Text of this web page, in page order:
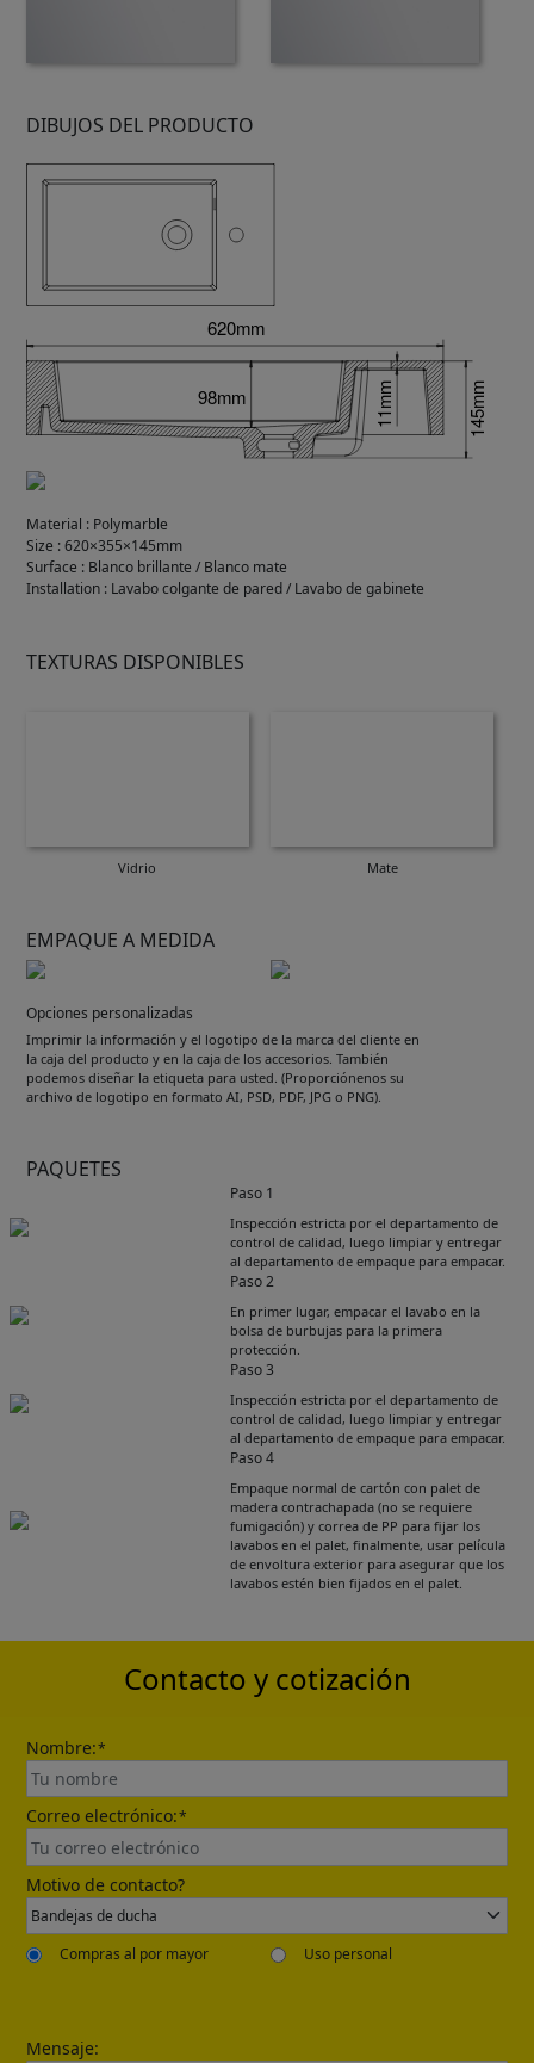
DIBUJOS DEL PRODUCTO
Material : Polymarble
Size :620×355×145mm
Surface : Blanco brillante / Blanco mate
Installation : Lavabo colgante de pared / Lavabo de gabinete
TEXTURAS DISPONIBLES
Vidrio Mate
EMPAQUE A MEDIDA
Opciones personalizadas
Imprimir la información y el logotipo de la marca del cliente en
la caja del producto y en la caja de los accesorios. También
podemos diseñar la etiqueta para usted. (Proporciónenos su
archivo de logotipo en formato AI, PSD, PDF, JPG o PNG).
PAQUETES
Paso 1
Inspección estricta por el departamento de
control de calidad, luego limpiar y entregar
al departamento de empaque para empacar.
Paso 2
En primer lugar, empacar el lavabo en la
bolsa de burbujas para la primera
protección.
Paso 3
Inspección estricta por el departamento de
control de calidad, luego limpiar y entregar
al departamento de empaque para empacar.
Paso 4
Empaque normal de cartón con palet de
madera contrachapada (no se requiere
fumigación) y correa de PP para fijar los
lavabos en el palet, finalmente, usar película
de envoltura exterior para asegurar que los
lavabos estén bien fijados en el palet.
Get Catalogue
Please leave your contact information,the
catalogue will be sent to your mailbox
Send
Contacto y cotización
Nombre:*
Correo electrónico:*
Motivo de contacto?
Compras al por mayor Uso personal
Mensaje: